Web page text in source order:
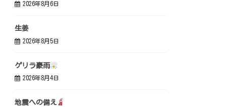
2026年8月6日
生姜
2026年8月5日
ゲリラ豪雨
2026年8月4日
地震への備え